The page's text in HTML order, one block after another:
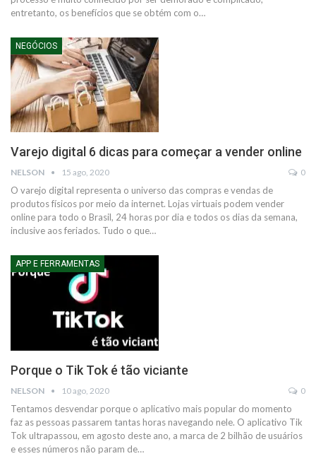
entretanto, os benefícios que se obtém com o…
NEGÓCIOS
Varejo digital 6 dicas para começar a vender online
NELSON 15 ago, 2020 0
O varejo digital representa o universo das compras e vendas de
produtos físicos por meio da internet. Lojas virtuais podem vender
online para todo o Brasil, 24 horas por dia e todos os dias da semana,
inclusive aos feriados. Tudo o que…
APP E FERRAMENTAS
Porque o Tik Tok é tão viciante
NELSON 10 ago, 2020 0
Tentamos desvendar porque o aplicativo mais popular do momento
faz as pessoas passarem tantas horas navegando nele. O aplicativo Tik
Tok ultrapassou, em agosto deste ano, a marca de 2 bilhão de usuários
e esses números não param de…